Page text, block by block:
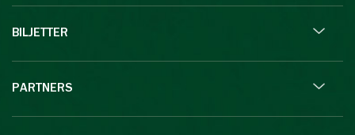
BILJETTER
PARTNERS